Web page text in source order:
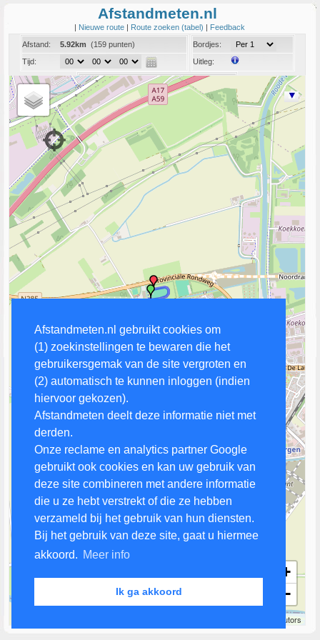
Afstandmeten.nl gebruikt cookies om
(1) zoekinstellingen te bewaren die het
gebruikersgemak van de site vergroten en
(2) automatisch te kunnen inloggen (indien
hiervoor gekozen).
Afstandmeten deelt deze informatie niet met
derden.
Onze reclame en analytics partner Google
gebruikt ook cookies en kan uw gebruik van
deze site combineren met andere informatie
die u ze hebt verstrekt of die ze hebben
verzameld bij het gebruik van hun diensten.
Bij het gebruik van deze site, gaat u hiermee
akkoord. Meer info
Ik ga akkoord
Afstandmeten.nl
| Nieuwe route | Route zoeken (tabel) | Feedback
Afstand:
5.92km (159 punten)
Tijd:
Bordjes:
Uitleg:
Coord:
Info:Link naar deze route
+
−
contributors